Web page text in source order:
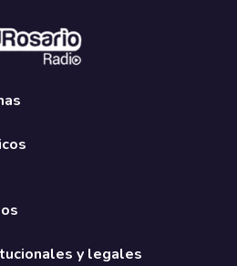
y legales